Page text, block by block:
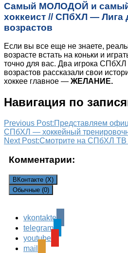
Самый МОЛОДОЙ и
хоккеист // СПбХЛ — Лига
возрастов
Если вы все еще не знаете,
возрасте встать на коньки и
точно для вас. Два игрока
возрастов рассказали свои
хоккее главное — ЖЕЛАНИЕ.
Навигация по
Previous Post:Представляем
СПбХЛ — хоккейный
Next Post:Смотрите на СПбХЛ ТВ
Комментарии:
ВКонтакте (X)
Обычные (0)
Leave a Reply
Ваш адрес email не будет
поля помечены
vkontakte
telegram
youtube
mail